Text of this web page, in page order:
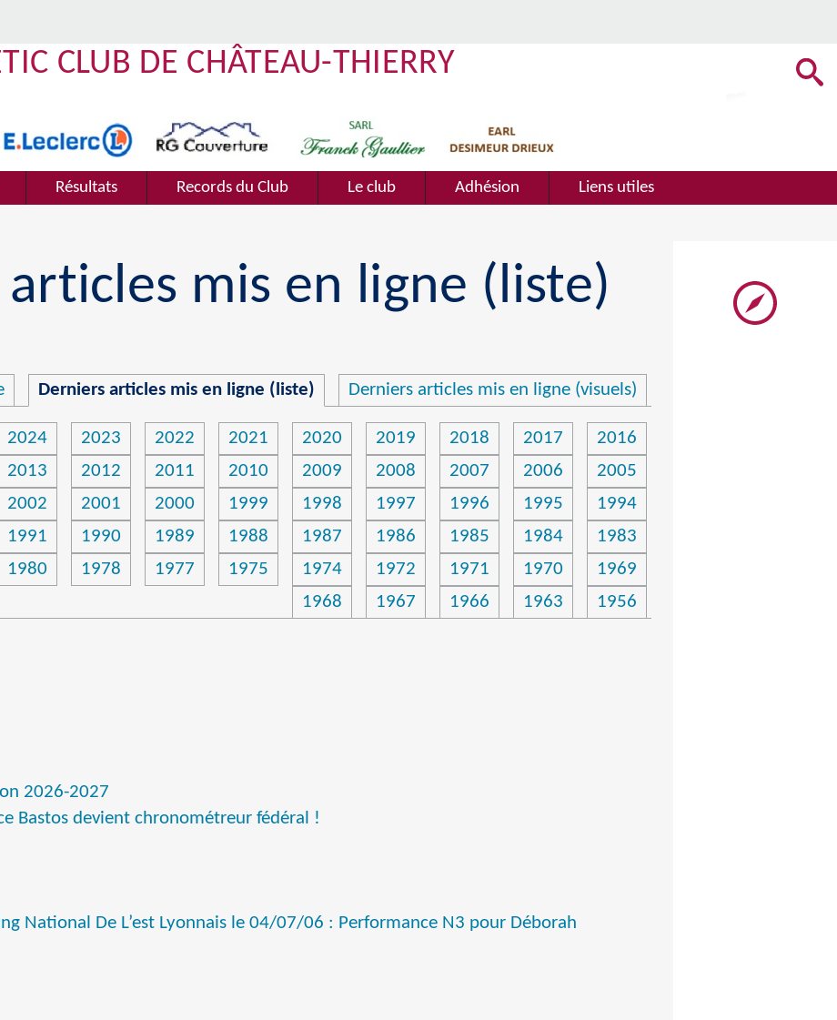
CLUB DE CHÂTEAU-THIERRY
Résultats Records du Club Le club Adhésion Liens utiles
mis en ligne (liste)
Derniers articles mis en ligne (liste) Derniers articles mis en ligne (visuels)
2024 2023 2022 2021 2020 2019 2018 2017
2016
2013 2012 2011 2010 2009 2008 2007 2006
2005
2002 2001 2000 1999 1998 1997 1996 1995
1994
1991 1990 1989 1988 1987 1986 1985 1984
1983
1980 1978 1977 1975 1974 1972 1971 1970
1969
1968
1967 1966 1963 1956
2026-2027
Bastos devient chronométreur fédéral !
National De L’est Lyonnais le 04/07/06 : Performance N3 pour Déborah